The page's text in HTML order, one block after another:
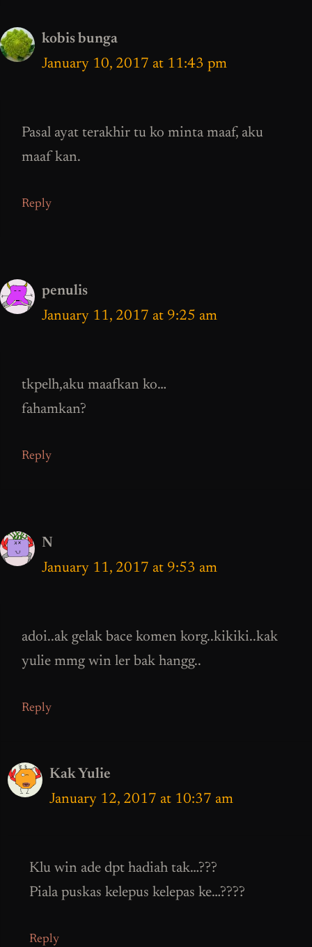
kobis bunga
January 10, 2017 at 11:43 pm
Pasal ayat terakhir tu ko minta maaf, aku
maaf kan.
Reply
penulis
January 11, 2017 at 9:25 am
tkpelh,aku maafkan ko…
fahamkan?
Reply
N
January 11, 2017 at 9:53 am
adoi..ak gelak bace komen korg..kikiki..kak
yulie mmg win ler bak hangg..
Reply
Kak Yulie
January 12, 2017 at 10:37 am
Klu win ade dpt hadiah tak…???
Piala puskas kelepus kelepas ke…????
Reply